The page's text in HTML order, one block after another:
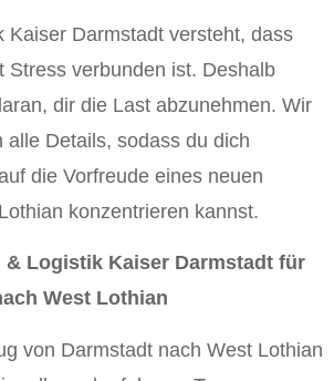
Kaiser Darmstadt versteht, dass
Stress verbunden ist. Deshalb
dir die Last abzunehmen. Wir
alle Details, sodass du dich
die Vorfreude eines neuen
konzentrieren kannst.
& Logistik Kaiser Darmstadt für
West Lothian
von Darmstadt nach West Lothian